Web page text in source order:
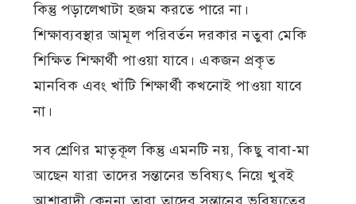
কিন্তু পড়ালেখাটা হজম করতে পারে না।
শিক্ষাব্যবস্থার আমূল পরিবর্তন দরকার নতুবা মেকি
শিক্ষিত শিক্ষার্থী পাওয়া যাবে। একজন প্রকৃত
মানবিক এবং খাঁটি শিক্ষার্থী কখনোই পাওয়া যাবে
না।
সব শ্রেণির মাতৃকূল কিন্তু এমনটি নয়, কিছু বাবা-মা
আছেন যারা তাদের সন্তানের ভবিষ্যৎ নিয়ে খুবই